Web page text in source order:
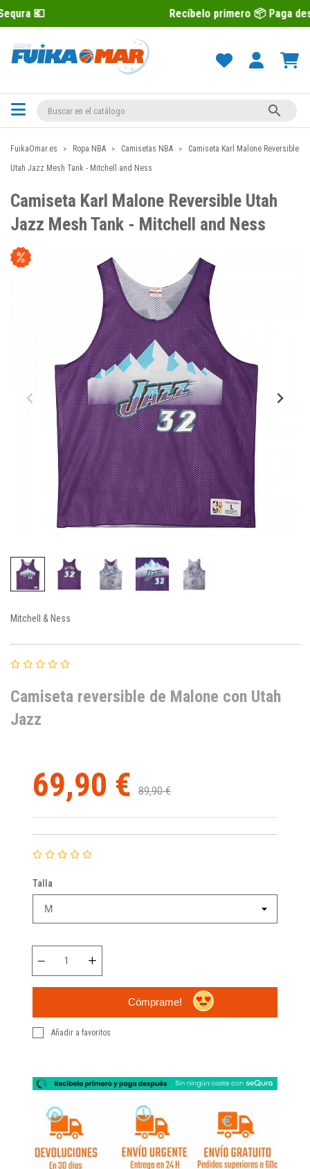
Recíbelo primero 📦 Paga después con

FuikaOmar.es Ropa NBA Camisetas NBA
Camiseta Karl Malone Reversible
Utah Jazz Mesh Tank - Mitchell and Ness
Camiseta Karl Malone Reversible Utah
Jazz Mesh Tank - Mitchell and Ness
Mitchell & Ness
Camiseta reversible de Malone con Utah
Jazz
69,90 € 89,90 €
Talla
Cómprame!
Añadir a favoritos